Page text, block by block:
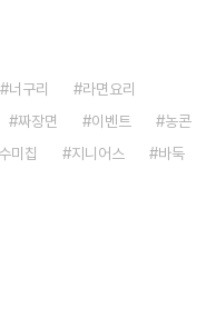
너구리
라면요리
짜장면 이벤트
농콘
수미칩 지니어스
바둑